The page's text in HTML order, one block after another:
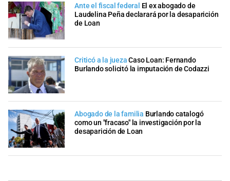
Ante el fiscal federal El ex abogado de
Laudelina Peña declarará por la desaparición
de Loan
Criticó a la jueza Caso Loan: Fernando
Burlando solicitó la imputación de Codazzi
Abogado de la familia Burlando catalogó
como un "fracaso" la investigación por la
desaparición de Loan